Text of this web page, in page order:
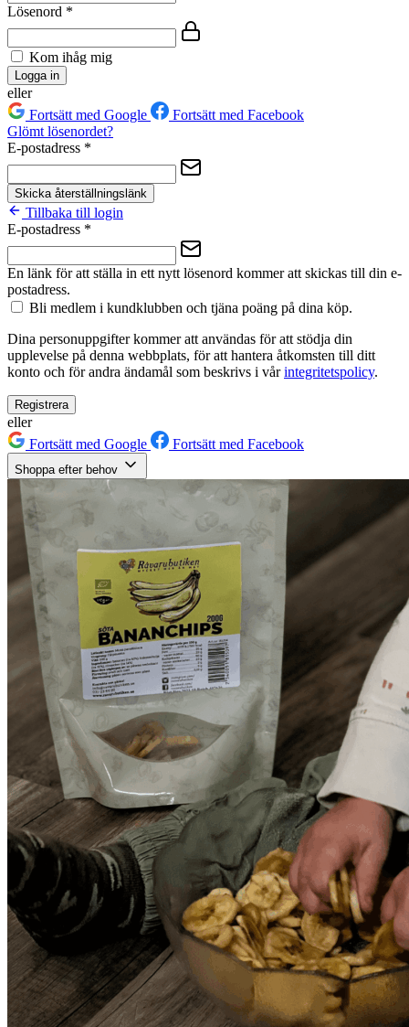
Lösenord *
Kom ihåg mig
Logga in
eller
Fortsätt med Google
Fortsätt med Facebook
Glömt lösenordet?
E-postadress *
Skicka återställningslänk
Tillbaka till login
E-postadress *
En länk för att ställa in ett nytt lösenord kommer att skickas till din e-
postadress.
Bli medlem i kundklubben och tjäna poäng på dina köp.
Dina personuppgifter kommer att användas för att stödja din
upplevelse på denna webbplats, för att hantera åtkomsten till ditt
konto och för andra ändamål som beskrivs i vårintegritetspolicy.
Registrera
eller
Fortsätt med Google
Fortsätt med Facebook
Shoppa efter behov